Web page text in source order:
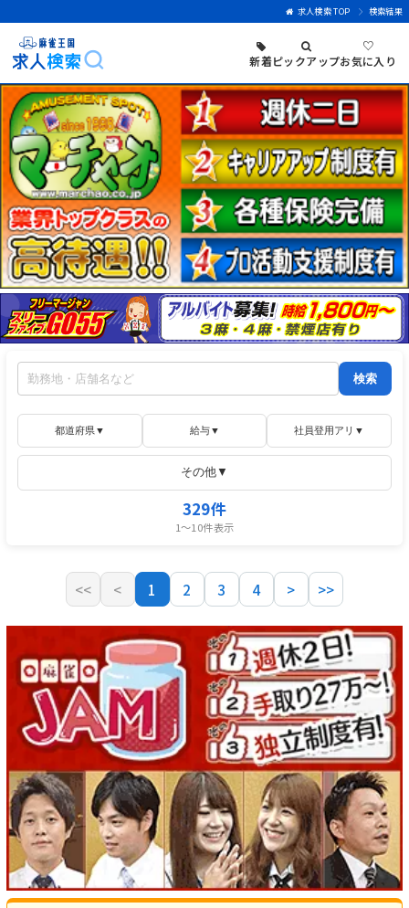
求人検索 TOP 検索結果
新着ピックアップ
♡
お気に入り
検索
都道府県▼ 給与▼ 社員登用アリ▼
その他▼
329件
1〜10件表示
<< < 1 2 3 4 > >>